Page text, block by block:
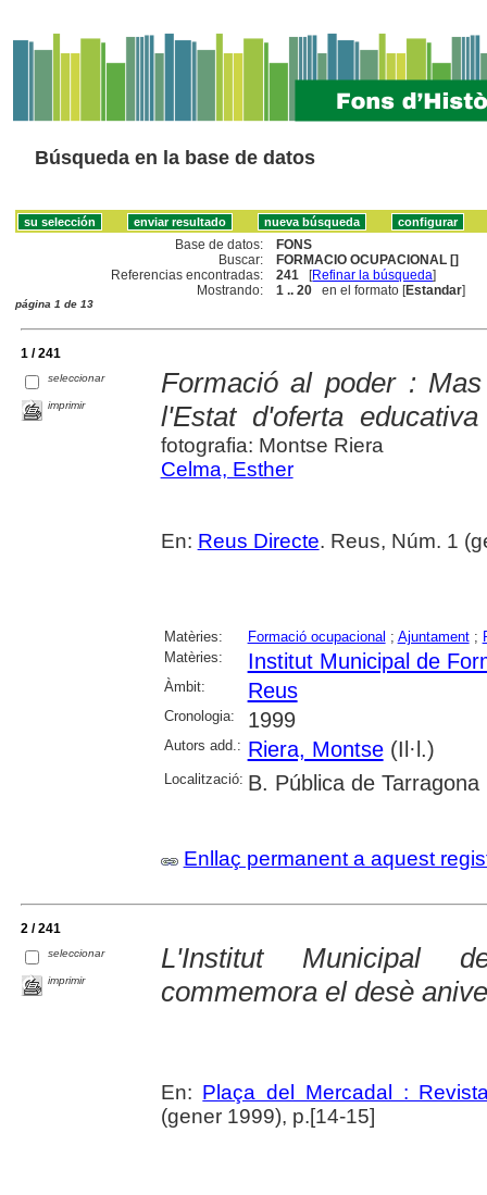
Búsqueda en la base de datos
Base de datos:
FONS
Buscar:
FORMACIO OCUPACIONAL []
Referencias encontradas:
241 [Refinar la búsqueda]
Mostrando:
1 .. 20 en el formato [Estandar]
página 1 de 13
1 / 241
seleccionar
imprimir
Formació al poder :
l'Estat d'oferta
fotografia: Montse Riera
Celma, Esther
En: Reus Directe. Reus, Núm. 1
Matèries: Formació ocupacional ; Ajuntament;
Matèries:
Institut Municipal de
Àmbit: Reus
Cronologia: 1999
Autors add.: Riera, Montse(Il·l.)
Localització: B. Pública de Tarragona
Enllaç permanent a aquest
2 / 241
seleccionar
imprimir
L'Institut Municipal
commemora el desè
En: Plaça del Mercadal :
(gener 1999), p.[14-15]